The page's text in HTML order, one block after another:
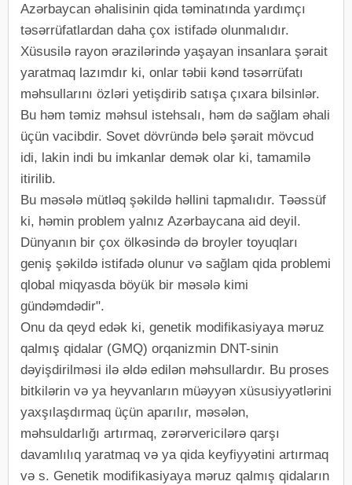
Azərbaycan əhalisinin qida təminatında yardımçı
təsərrüfatlardan daha çox istifadə olunmalıdır.
Xüsusilə rayon ərazilərində yaşayan insanlara şərait
yaratmaq lazımdır ki, onlar təbii kənd təsərrüfatı
məhsullarını özləri yetişdirib satışa çıxara bilsinlər.
Bu həm təmiz məhsul istehsalı, həm də sağlam əhali
üçün vacibdir. Sovet dövründə belə şərait mövcud
idi, lakin indi bu imkanlar demək olar ki, tamamilə
itirilib.
Bu məsələ mütləq şəkildə həllini tapmalıdır. Təəssüf
ki, həmin problem yalnız Azərbaycana aid deyil.
Dünyanın bir çox ölkəsində də broyler toyuqları
geniş şəkildə istifadə olunur və sağlam qida problemi
qlobal miqyasda böyük bir məsələ kimi
gündəmdədir".
Onu da qeyd edək ki, genetik modifikasiyaya məruz
qalmış qidalar (GMQ) orqanizmin DNT-sinin
dəyişdirilməsi ilə əldə edilən məhsullardır. Bu proses
bitkilərin və ya heyvanların müəyyən xüsusiyyətlərini
yaxşılaşdırmaq üçün aparılır, məsələn,
məhsuldarlığı artırmaq, zərərvericilərə qarşı
davamlılıq yaratmaq və ya qida keyfiyyətini artırmaq
və s. Genetik modifikasiyaya məruz qalmış qidaların